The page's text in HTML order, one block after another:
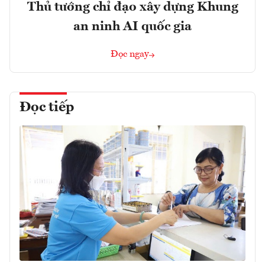
Thủ tướng chỉ đạo xây dựng Khung
an ninh AI quốc gia
Đọc ngay
Đọc tiếp